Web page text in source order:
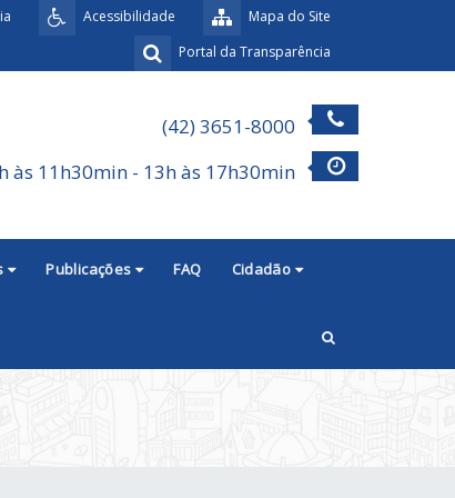
Mapa do Site
Acessibilidade
Portal da Transparência
(42) 3651-8000
às 11h30min - 13h às 17h30min
Publicações FAQ Cidadão